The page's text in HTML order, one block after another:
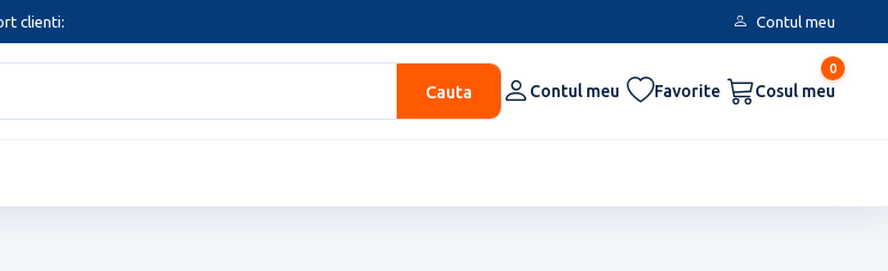
clienti: Contul meu
Cauta Contul meu Favorite
0
Cosul meu